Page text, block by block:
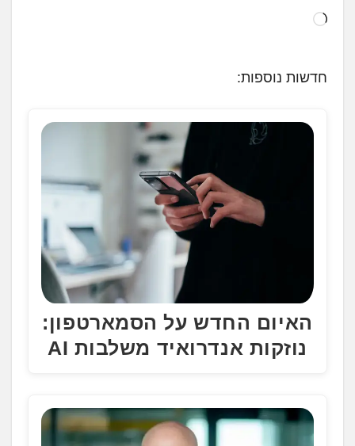
ט
.
חדשות נוספות:
האיום החדש על הסמארטפון:
נוזקות אנדרואיד משלבות AI